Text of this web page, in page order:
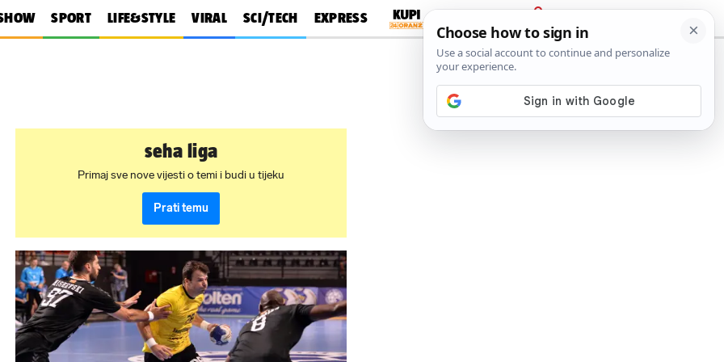
SPORT LIFE&STYLE VIRAL SCI/TECH EXPRESS
PRIJAVA
seha liga
Primaj sve nove vijesti o temi i budi u tijeku
Prati temu